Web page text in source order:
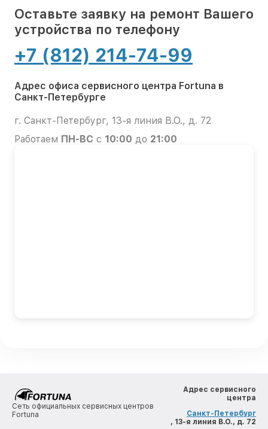
Оставьте заявку на ремонт Вашего
устройства по телефону
+7 (812) 214-74-99
Адрес офиса сервисного центра Fortuna в
Санкт-Петербурге
г. Санкт-Петербург, 13-я линия В.О., д. 72
Работаем ПН-ВС с 10:00 до 21:00
Сеть официальных сервисных центров
Fortuna
Адрес сервисного
центра
Санкт-Петербург
, 13-я линия В.О., д. 72